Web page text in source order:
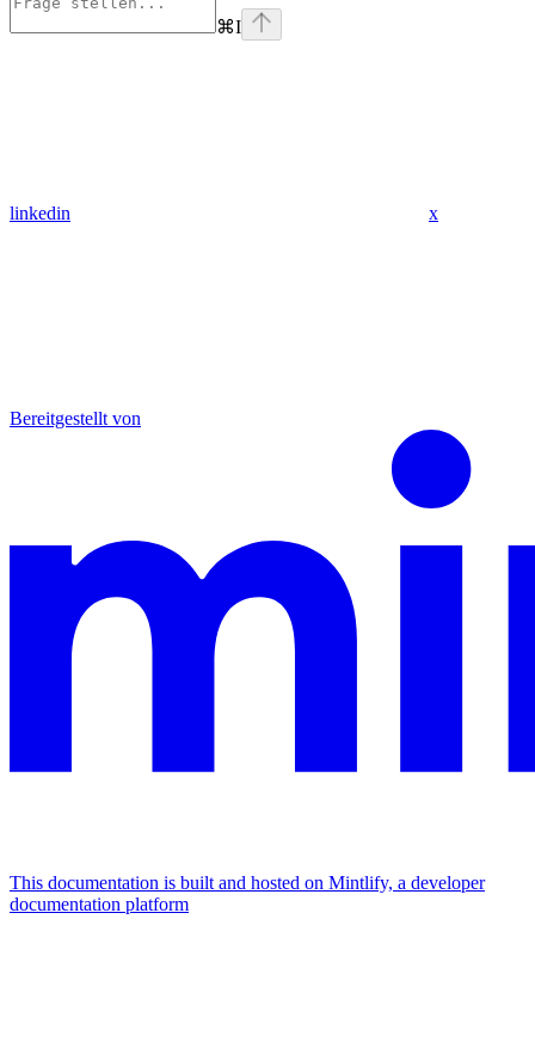
⌘I
linkedin x
Bereitgestellt von
This documentation is built and hosted on Mintlify, a developer
documentation platform